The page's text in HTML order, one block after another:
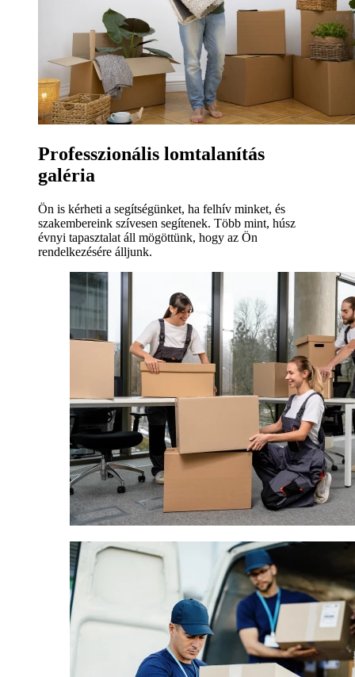
Professzionális lomtalanítás
galéria
Ön is kérheti a segítségünket, ha felhív minket, és
szakembereink szívesen segítenek. Több mint, húsz
évnyi tapasztalat áll mögöttünk, hogy az Ön
rendelkezésére álljunk.